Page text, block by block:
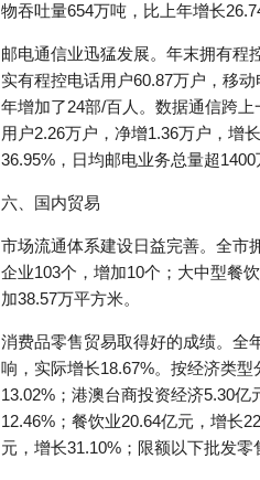
物吞吐量654万吨，比上年增长
邮电通信业迅猛发展。年末拥有程
实有程控电话用户60.87万户，移
年增加了24部/百人。数据通信跨
用户2.26万户，净增1.36万户，增
36.95%，日均邮电业务总量超1400
六、国内贸易
市场流通体系建设日益完善。全市
企业103个，增加10个；大中型餐
加38.57万平方米。
消费品零售贸易取得好的成绩。全
响，实际增长18.67%。按经济类
13.02%；港澳台商投资经济5.30
12.46%；餐饮业20.64亿元，增长
元，增长31.10%；限额以下批发零